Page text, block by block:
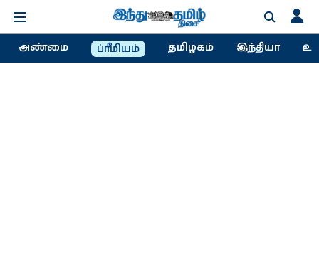
அண்மை ப்ரீமியம் தமிழகம் இந்தியா